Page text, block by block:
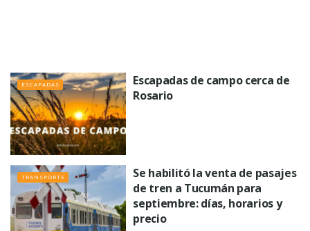
ESCAPADAS
Escapadas de campo cerca de
Rosario
TRANSPORTE
Se habilitó la venta de pasajes
de tren a Tucumán para
septiembre: días, horarios y
precio